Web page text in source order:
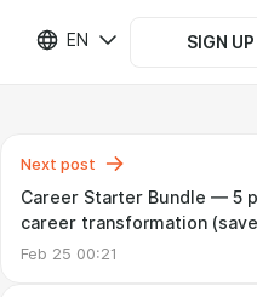
EN SIGN UP
Next post
Career Starter Bundle — 5
career transformation
Feb 25 00:21